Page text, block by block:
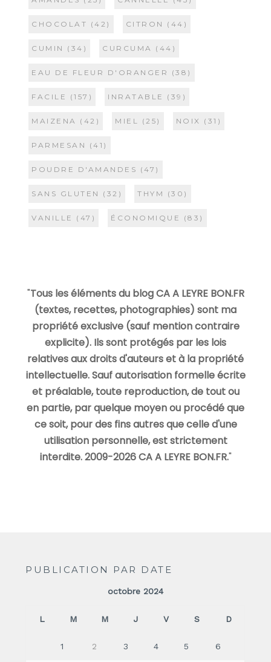
CHOCOLAT (42) CITRON (44)
CUMIN (34) CURCUMA (44)
EAU DE FLEUR D'ORANGER (38)
FACILE (157) INRATABLE (39)
MAIZENA (42) MIEL (25) NOIX (31)
PARMESAN (41)
POUDRE D'AMANDES (47)
SANS GLUTEN (32) THYM (30)
VANILLE (47) ÉCONOMIQUE (83)
"Tous les éléments du blog CA A LEYRE BON.FR
(textes, recettes, photographies) sont ma
propriété exclusive (sauf mention contraire
explicite). Ils sont protégés par les lois
relatives aux droits d'auteurs et à la propriété
intellectuelle. Sauf autorisation formelle écrite
et préalable, toute reproduction, de tout ou
en partie, par quelque moyen ou procédé que
ce soit, pour des fins autres que celle d'une
utilisation personnelle, est strictement
interdite. 2009-2026 CA A LEYRE BON.FR."
PUBLICATION PAR DATE
octobre 2024
L M M J V S D
1 2 3 4 5 6